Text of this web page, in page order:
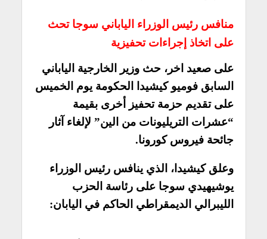
منافس رئيس الوزراء الياباني سوجا تحث
على اتخاذ إجراءات تحفيزية
على صعيد اخر، حث وزير الخارجية الياباني
السابق فوميو كيشيدا الحكومة يوم الخميس
على تقديم حزمة تحفيز أخرى بقيمة
“عشرات التريليونات من الين” لإلغاء آثار
جائحة فيروس كورونا.
وعلق كيشيدا، الذي ينافس رئيس الوزراء
يوشيهيدي سوجا على رئاسة الحزب
الليبرالي الديمقراطي الحاكم في اليابان: